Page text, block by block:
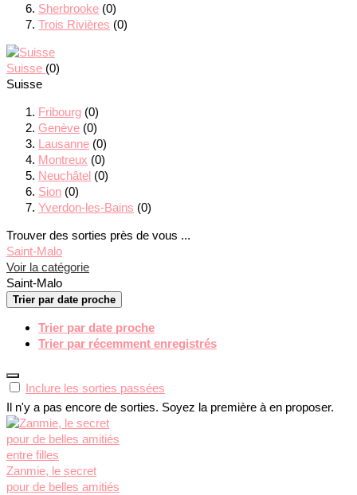
Sherbrooke (0)
Trois Rivières (0)
Suisse (0)
Suisse
Fribourg (0)
Genève (0)
Lausanne (0)
Montreux (0)
Neuchâtel (0)
Sion (0)
Yverdon-les-Bains (0)
Trouver des sorties près de vous ...
Saint-Malo
Voir la catégorie
Saint-Malo
Trier par date proche
Trier par date proche
Trier par récemment enregistrés
Inclure les sorties passées
Il n'y a pas encore de sorties. Soyez la première à en proposer.
Zanmie, le secret
pour de belles amitiés